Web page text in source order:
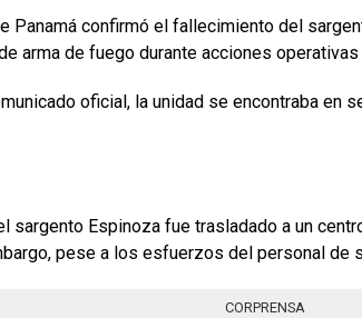
Panamá confirmó el fallecimiento del
arma de fuego durante acciones
oficial, la unidad se encontraba en
sargento Espinoza fue trasladado a un
pese a los esfuerzos del personal de
CORPRENSA